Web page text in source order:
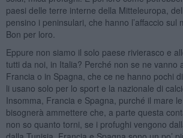
paesi delle terre interne della Mitteleuropa,
pensino i peninsulari, che hanno l’affaccio sul
Bon per loro.
Eppure non siamo il solo paese rivierasco e
tutti da noi, in Italia? Perché non se ne vanno
Francia o in Spagna, che ce ne hanno pochi
li usano solo per lo sport e la nazionale di
Insomma, Francia e Spagna, purché il mare
bisognerà ammettere che, a parte questa
non so quanto torni, se i profughi vengono